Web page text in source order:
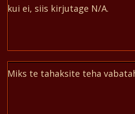
kui ei, siis kirjutage N/A.
Miks te tahaksite teha